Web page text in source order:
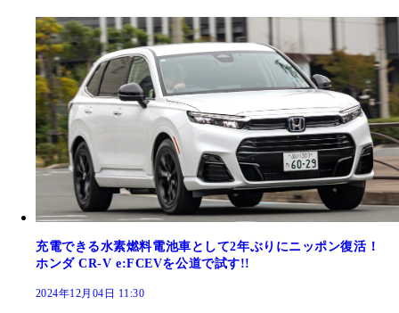
充電できる水素燃料電池車として2年ぶりにニッポン復活！
ホンダ CR-V e:FCEVを公道で試す!!
2024年12月04日 11:30